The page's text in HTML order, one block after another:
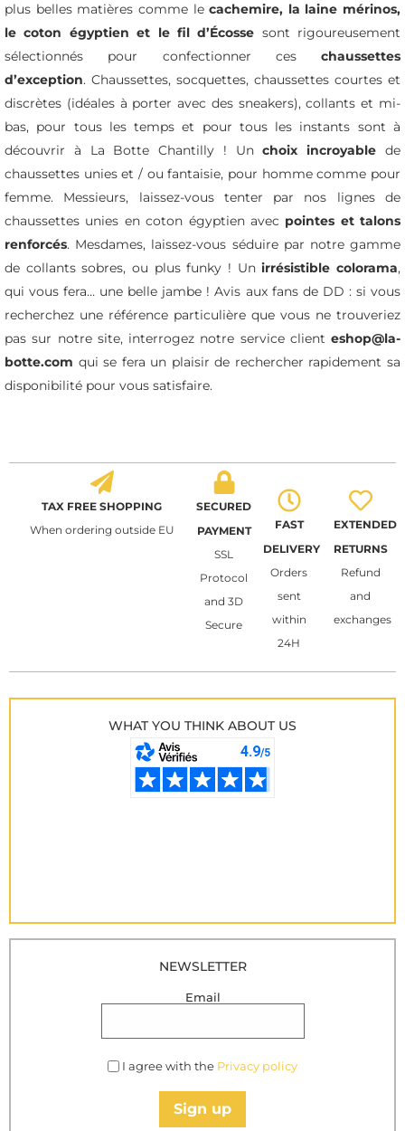
plus belles matières comme lecachemire, la laine mérinos,
le coton égyptien et le fil d’Écosse sont rigoureusement
sélectionnés pour confectionner ces chaussettes
d’exception. Chaussettes, socquettes, chaussettes courtes et
discrètes (idéales à porter avec des sneakers), collants et mi-
bas, pour tous les temps et pour tous les instants sont à
découvrir à La Botte Chantilly ! Unchoix incroyable de
chaussettes unies et / ou fantaisie, pour homme comme pour
femme. Messieurs, laissez-vous tenter par nos lignes de
chaussettes unies en coton égyptien avec pointes et talons
renforcés. Mesdames, laissez-vous séduire par notre gamme
de collants sobres, ou plusfunky ! Unirrésistible colorama,
qui vous fera… une belle jambe ! Avis aux fans de DD : si vous
recherchez une référence particulière que vous ne trouveriez
pas sur notre site, interrogez notre service client eshop@la-
botte.com qui se fera un plaisir de rechercher rapidement sa
disponibilité pour vous satisfaire.
TAX FREE SHOPPING
When ordering outside EU
SECURED
PAYMENT
SSL
Protocol
and 3D
Secure
FAST
DELIVERY
Orders
sent
within
24H
EXTENDED
RETURNS
Refund
and
exchanges
WHAT YOU THINK ABOUT US
NEWSLETTER
Email
I agree with the Privacy policy
Sign up